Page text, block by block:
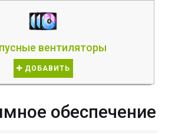
вентиляторы
ДОБАВИТЬ
обеспечение